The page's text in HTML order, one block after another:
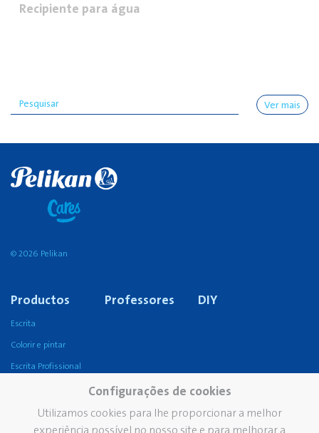
Recipiente para água
Ver mais
© 2026 Pelikan
Productos
Escrita
Colorir e pintar
Escrita Profissional
Corrigir e Apagar
Escritório
Professores DIY
Configurações de cookies
Utilizamos cookies para lhe proporcionar a melhor
experiência possível no nosso site e para melhorar a